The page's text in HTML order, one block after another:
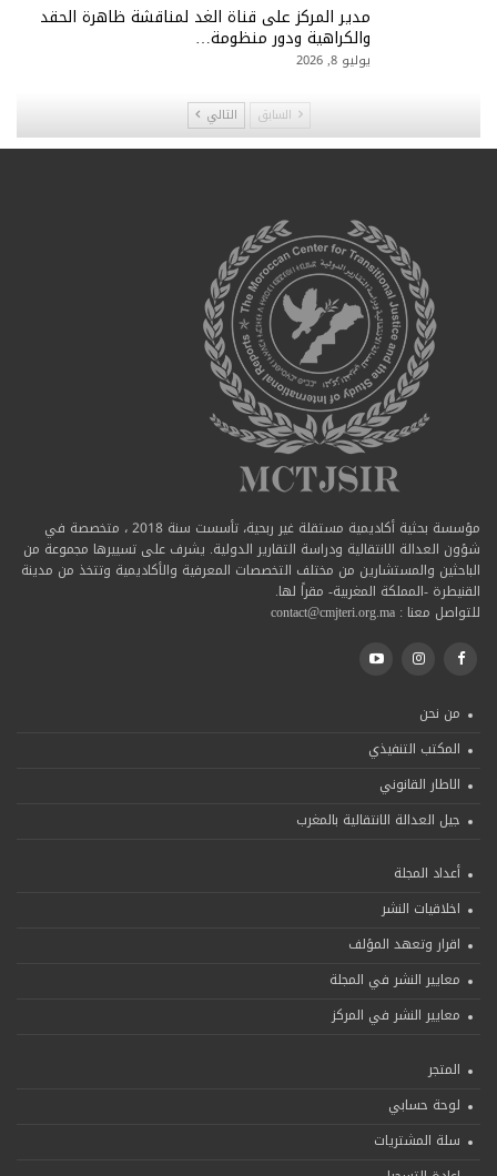
مدير المركز على قناة الغد لمناقشة ظاهرة الحقد
والكراهية ودور منظومة…
يوليو 8, 2026
السابق التالي
مؤسسة بحثية أكاديمية مستقلة غير ربحية، تأسست سنة 2018 ، متخصصة في
شؤون العدالة الانتقالية ودراسة التقارير الدولية. يشرف على تسييرها مجموعة من
الباحثين والمستشارين من مختلف التخصصات المعرفية والأكاديمية وتتخذ من مدينة
القنيطرة -المملكة المغربية- مقراً لها.
للتواصل معنا : contact@cmjteri.org.ma
من نحن
المكتب التنفيذي
الاطار القانوني
جيل العدالة الانتقالية بالمغرب
أعداد المجلة
اخلاقيات النشر
اقرار وتعهد المؤلف
معايير النشر في المجلة
معايير النشر في المركز
المتجر
لوحة حسابي
سلة المشتريات